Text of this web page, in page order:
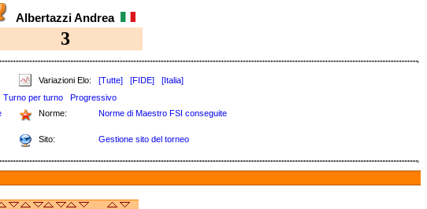
Albertazzi Andrea
3
Variazioni Elo: [Tutte] [FIDE]
[Italia]
Turno per turno
Progressivo
Norme: Norme di Maestro FSI conseguite
Sito: Gestione sito del torneo